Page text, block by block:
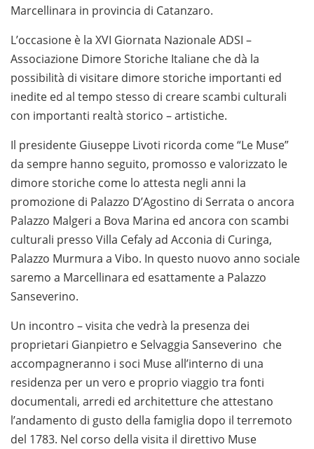
Marcellinara in provincia di Catanzaro.
L’occasione è la XVI Giornata Nazionale ADSI –
Associazione Dimore Storiche Italiane che dà la
possibilità di visitare dimore storiche importanti ed
inedite ed al tempo stesso di creare scambi culturali
con importanti realtà storico – artistiche.
Il presidente Giuseppe Livoti ricorda come “Le Muse”
da sempre hanno seguito, promosso e valorizzato le
dimore storiche come lo attesta negli anni la
promozione di Palazzo D’Agostino di Serrata o ancora
Palazzo Malgeri a Bova Marina ed ancora con scambi
culturali presso Villa Cefaly ad Acconia di Curinga,
Palazzo Murmura a Vibo. In questo nuovo anno sociale
saremo a Marcellinara ed esattamente a Palazzo
Sanseverino.
Un incontro – visita che vedrà la presenza dei
proprietari Gianpietro e Selvaggia Sanseverino che
accompagneranno i soci Muse all’interno di una
residenza per un vero e proprio viaggio tra fonti
documentali, arredi ed architetture che attestano
l’andamento di gusto della famiglia dopo il terremoto
del 1783. Nel corso della visita il direttivo Muse